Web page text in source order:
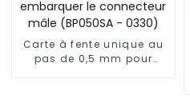
Carte à fente unique au
pas de 0,5 mm pour